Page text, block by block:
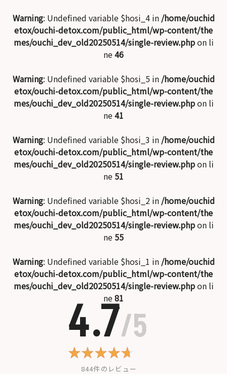
Warning: Undefined variable $hosi_4 in /home/ouchid
etox/ouchi-detox.com/public_html/wp-content/the
mes/ouchi_dev_old20250514/single-review.phpon li
ne46
Warning: Undefined variable $hosi_5 in /home/ouchid
etox/ouchi-detox.com/public_html/wp-content/the
mes/ouchi_dev_old20250514/single-review.phpon li
ne41
Warning: Undefined variable $hosi_3 in /home/ouchid
etox/ouchi-detox.com/public_html/wp-content/the
mes/ouchi_dev_old20250514/single-review.phpon li
ne 51
Warning: Undefined variable $hosi_2 in /home/ouchid
etox/ouchi-detox.com/public_html/wp-content/the
mes/ouchi_dev_old20250514/single-review.phpon li
ne 55
Warning: Undefined variable $hosi_1 in /home/ouchid
etox/ouchi-detox.com/public_html/wp-content/the
mes/ouchi_dev_old20250514/single-review.phpon li
ne81
4.7/5
844件のレビュー